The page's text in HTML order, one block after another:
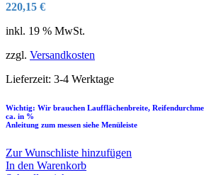
220,15 €
inkl. 19 % MwSt.
zzgl. Versandkosten
Lieferzeit: 3-4 Werktage
Wichtig: Wir brauchen Laufflächenbreite,
ca. in %
Anleitung zum messen siehe Menüleiste
Zur Wunschliste hinzufügen
In den Warenkorb